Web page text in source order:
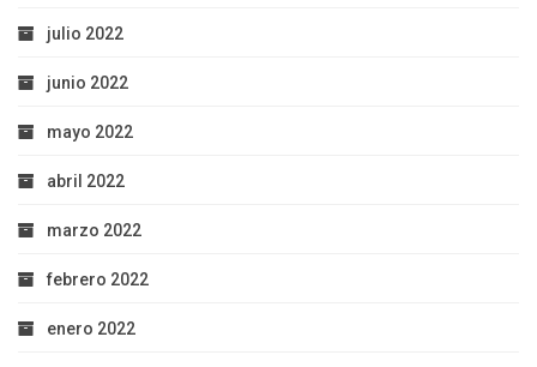
julio 2022
junio 2022
mayo 2022
abril 2022
marzo 2022
febrero 2022
enero 2022